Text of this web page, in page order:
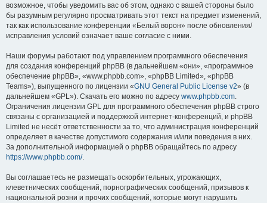
возможное, чтобы уведомить вас об этом, однако с вашей стороны было
бы разумным регулярно просматривать этот текст на предмет изменений,
так как использование конференции «Белый ворон» после обновления/
исправления условий означает ваше согласие с ними.
Наши форумы работают под управлением программного обеспечения
для создания конференций phpBB (в дальнейшем «они», «программное
обеспечение phpBB», «www.phpbb.com», «phpBB Limited», «phpBB
Teams»), выпущенного по лицензии «GNU General Public License v2» (в
дальнейшем «GPL»). Скачать его можно по адресу www.phpbb.com
Ограничения лицензии GPL для программного обеспечения phpBB строго
связаны с организацией и поддержкой интернет-конференций, и phpBB
Limited не несёт ответственности за то, что администрация конференций
определяет в качестве допустимого содержания и/или поведения в них.
За дополнительной информацией о phpBB обращайтесь по адресу
https://www.phpbb.com/.
Вы соглашаетесь не размещать оскорбительных, угрожающих,
клеветнических сообщений, порнографических сообщений, призывов к
национальной розни и прочих сообщений, которые могут нарушить